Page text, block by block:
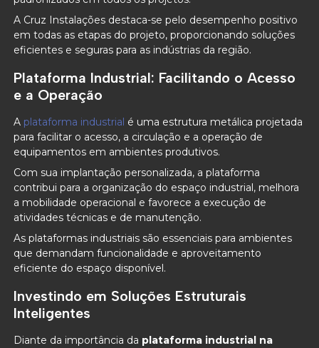
A Cruz Instalações destaca-se pelo desempenho positivo
em todas as etapas do projeto, proporcionando soluções
eficientes e seguras para as indústrias da região.
Plataforma Industrial: Facilitando o Acesso
e a Operação
A plataforma industrial é uma estrutura metálica projetada
para facilitar o acesso, a circulação e a operação de
equipamentos em ambientes produtivos.
Com sua implantação personalizada, a plataforma
contribui para a organização do espaço industrial, melhora
a mobilidade operacional e favorece a execução de
atividades técnicas e de manutenção.
As plataformas industriais são essenciais para ambientes
que demandam funcionalidade e aproveitamento
eficiente do espaço disponível.
Investindo em Soluções Estruturais
Inteligentes
Diante da importância da plataforma industrial na